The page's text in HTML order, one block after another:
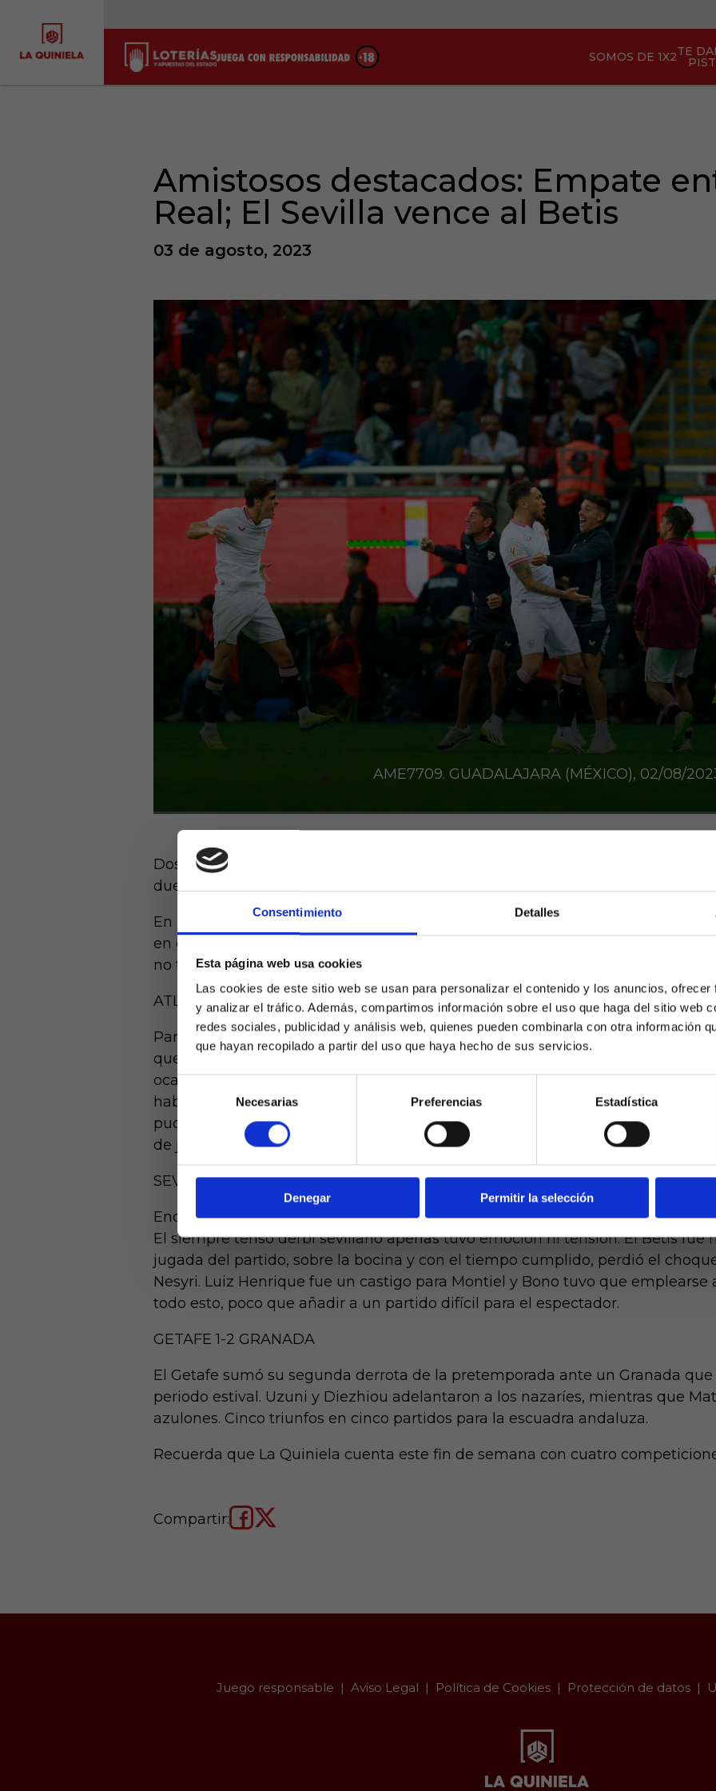
Consentimiento Detalles
Esta página web usa cookies
Las cookies de este sitio web se usan para personalizar el contenido y los anuncios,
y analizar el tráfico. Además, compartimos información sobre el uso que haga del sitio web
redes sociales, publicidad y análisis web, quienes pueden combinarla con otra información
que hayan recopilado a partir del uso que haya hecho de sus servicios.
Selección
de
consentimiento
Necesarias Preferencias Estadística
Denegar Permitir la selección
SÍ, SOY MAYOR DE 18 AÑOS
NO SOY MAYOR DE 18 AÑOS
Laquiniela.es es un sitio cuyo contenido está dirigido, única y
mayores de edad. Para asegurar que a este sitio web solo accedan
de edad, se incorpora un filtro de edad al que se debe
responsabilidad y veracidad.
SOMOS DE 1X2TE
Amistosos destacados: Empate
Real; El Sevilla vence al Betis
03 de agosto, 2023
AME7709. GUADALAJARA (MÉXICO), 02/08/
Dos amistosos destacaron en el día de ayer y es que previo al arranque de
duelos sumamente atractivos sobre el papel a modo preparatorio: Atlético-
En ambos casos se vio que se trataba de duelos veraniegos, y es que faltó
en gran parte del tiempo, se rozó el aburrimiento. Los cuatro equipos están
no tienen clara su apuesta final.
ATLÉTICO 0-0 REAL SOCIEDAD
Partido atascado entre dos equipos que terminaron el curso ofreciendo el
que tanto Imanol como el Cholo estuvieron más pendientes de bloquear el
ocasiones. Duelo sin goles en el que destacaron Lemar y Riquelme para los
haberse llevado el triunfo de no haber fallado Memphis un penalti lanzado a
pudo marcar en la última jugada pero Marrero lo evitó. Empate más que
de juego.
SEVILLA 1-0 REAL BETIS
Encuentro tosco y sin apenas oportunidades de gol, que incluso obligó al
El siempre tenso derbi sevillano apenas tuvo emoción ni tensión. El Betis fue
jugada del partido, sobre la bocina y con el tiempo cumplido, perdió el
Nesyri. Luiz Henrique fue un castigo para Montiel y Bono tuvo que emplearse
todo esto, poco que añadir a un partido difícil para el espectador.
GETAFE 1-2 GRANADA
El Getafe sumó su segunda derrota de la pretemporada ante un Granada
periodo estival. Uzuni y Diezhiou adelantaron a los nazaríes, mientras que
azulones. Cinco triunfos en cinco partidos para la escuadra andaluza.
Recuerda que La Quiniela cuenta este fin de semana con cuatro
Compartir:
Juego responsable Aviso Legal Política de Cookies Protección de datos